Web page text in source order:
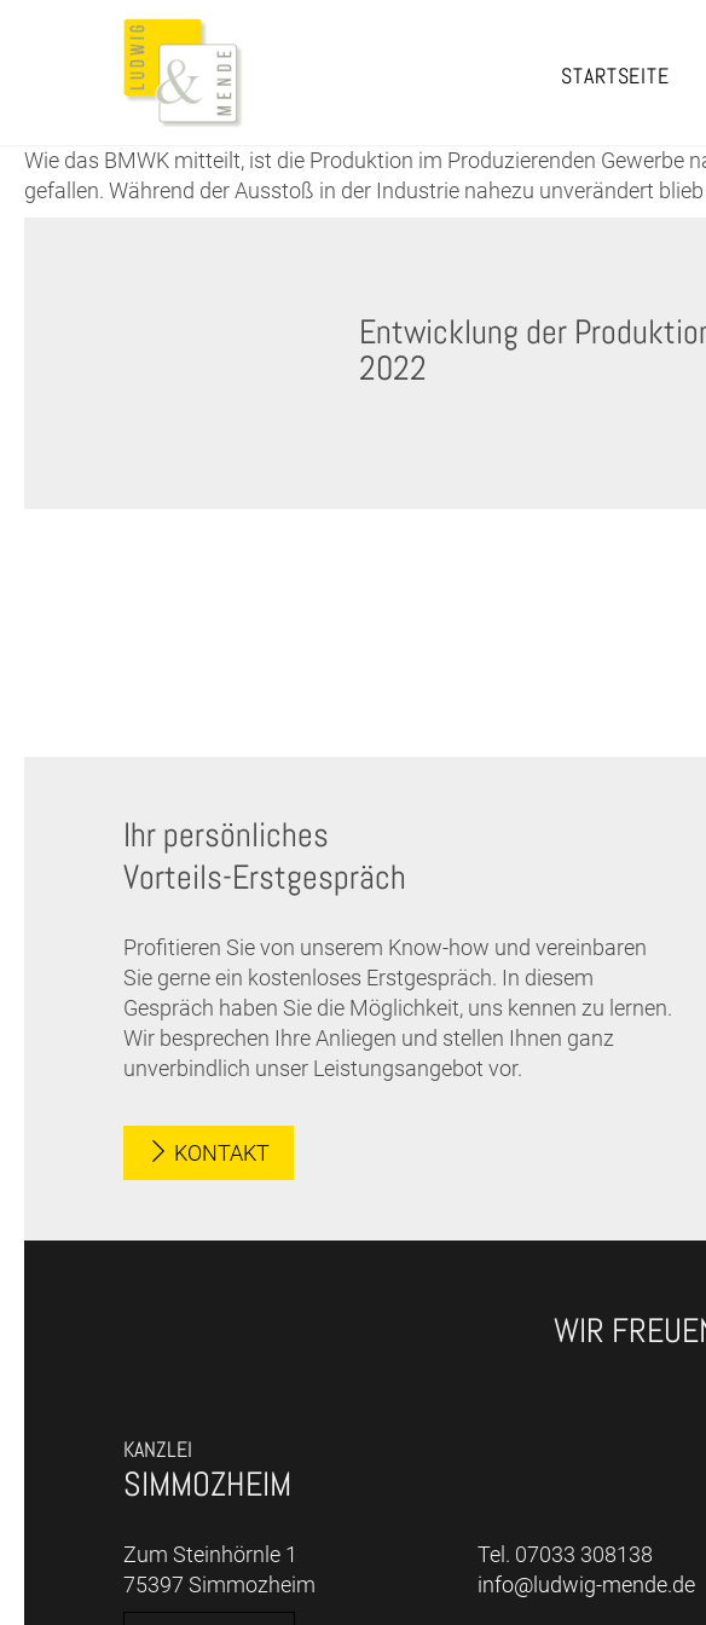
STARTSEITE
Wie das BMWK mitteilt, ist die Produktion im Produzierenden
gefallen. Während der Ausstoß in der Industrie nahezu unverändert
Entwicklung der
2022
Ihr persönliches
Vorteils-Erstgespräch
Profitieren Sie von unserem Know-how und vereinbaren
Sie gerne ein kostenloses Erstgespräch. In diesem
Gespräch haben Sie die Möglichkeit, uns kennen zu lernen.
Wir besprechen Ihre Anliegen und stellen Ihnen ganz
unverbindlich unser Leistungsangebot vor.
KONTAKT
WIR
KANZLEI
SIMMOZHEIM
Zum Steinhörnle 1
75397 Simmozheim
Tel. 07033 308138
info@ludwig-mende.de